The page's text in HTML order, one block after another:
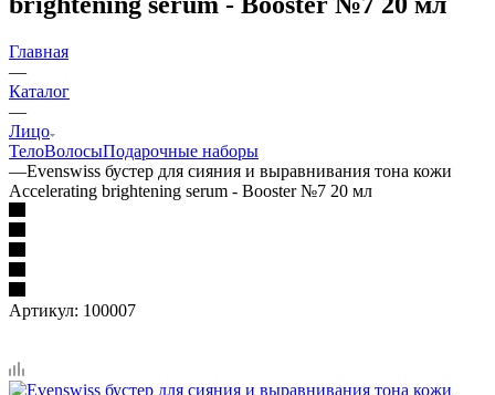
Главная
—
Каталог
—
Лицо
ТелоВолосыПодарочные наборы
—Evenswiss бустер для сияния и выравнивания тона кожи
Accelerating brightening serum - Booster №7 20 мл
Артикул: 100007